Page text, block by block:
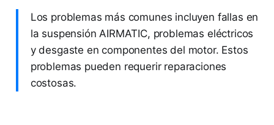
Los problemas más comunes incluyen fallas en
la suspensión AIRMATIC, problemas eléctricos
y desgaste en componentes del motor. Estos
problemas pueden requerir reparaciones
costosas.